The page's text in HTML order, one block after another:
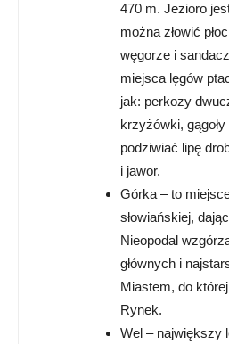
470 m. Jezioro
można złowić
węgorze i
miejsca lęgów
jak: perkozy
krzyżówki,
podziwiać lipę
i jawor.
Górka – to
słowiańskiej,
Nieopodal
głównych i
Miastem, do
Rynek.
Wel – największy